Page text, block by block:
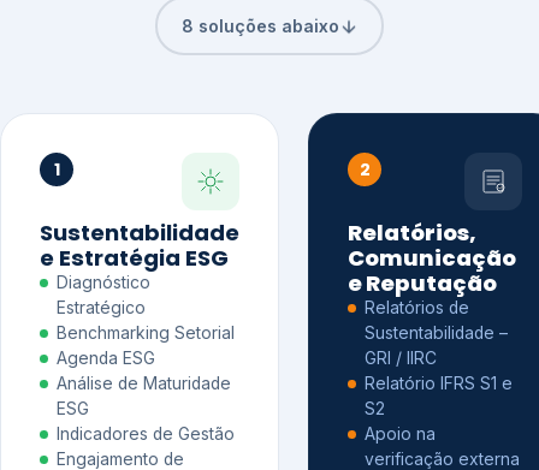
8 soluções abaixo
1
Sustentabilidade
e Estratégia ESG
Diagnóstico
Estratégico
Benchmarking Setorial
Agenda ESG
Análise de Maturidade
ESG
Indicadores de Gestão
Engajamento de
2
Relatórios,
Comunicação
e Reputação
Relatórios de
Sustentabilidade –
GRI / IIRC
Relatório IFRS S1 e
S2
Apoio na
verificação externa